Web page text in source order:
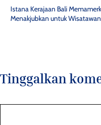
Istana Kerajaan Bali
Menakjubkan untuk Wisatawan
Tinggalkan